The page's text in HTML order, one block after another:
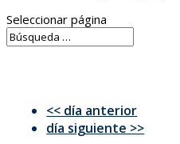
Seleccionar página
<< día anterior
día siguiente >>